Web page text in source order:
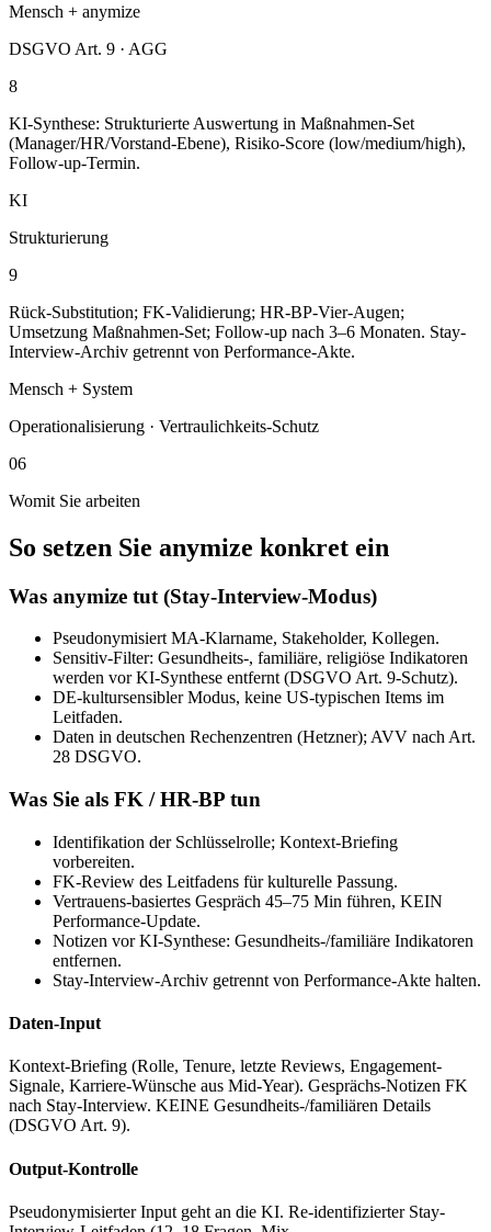
Mensch + anymize
DSGVO Art. 9 · AGG
8
KI-Synthese: Strukturierte Auswertung in Maßnahmen-Set
(Manager/HR/Vorstand-Ebene), Risiko-Score (low/medium/high),
Follow-up-Termin.
KI
Strukturierung
9
Rück-Substitution; FK-Validierung; HR-BP-Vier-Augen;
Umsetzung Maßnahmen-Set; Follow-up nach 3–6 Monaten. Stay-
Interview-Archiv getrennt von Performance-Akte.
Mensch + System
Operationalisierung · Vertraulichkeits-Schutz
06
Womit Sie arbeiten
So setzen Sie anymize konkret ein
Was anymize tut (Stay-Interview-Modus)
Pseudonymisiert MA-Klarname, Stakeholder, Kollegen.
Sensitiv-Filter: Gesundheits-, familiäre, religiöse Indikatoren
werden vor KI-Synthese entfernt (DSGVO Art. 9-Schutz).
DE-kultursensibler Modus, keine US-typischen Items im
Leitfaden.
Daten in deutschen Rechenzentren (Hetzner); AVV nach Art.
28 DSGVO.
Was Sie als FK / HR-BP tun
Identifikation der Schlüsselrolle; Kontext-Briefing
vorbereiten.
FK-Review des Leitfadens für kulturelle Passung.
Vertrauens-basiertes Gespräch 45–75 Min führen, KEIN
Performance-Update.
Notizen vor KI-Synthese: Gesundheits-/familiäre Indikatoren
entfernen.
Stay-Interview-Archiv getrennt von Performance-Akte halten.
Daten-Input
Kontext-Briefing (Rolle, Tenure, letzte Reviews, Engagement-
Signale, Karriere-Wünsche aus Mid-Year). Gesprächs-Notizen FK
nach Stay-Interview. KEINE Gesundheits-/familiären Details
(DSGVO Art. 9).
Output-Kontrolle
Pseudonymisierter Input geht an die KI. Re-identifizierter Stay-